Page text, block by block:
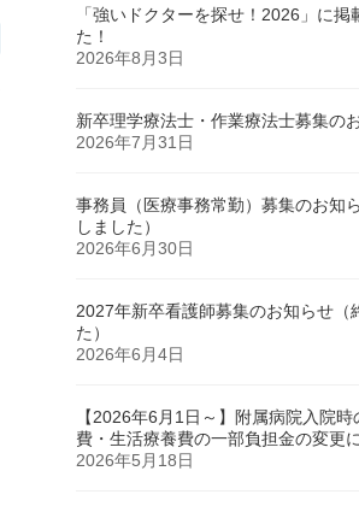
「強いドクターを探せ！2026」に掲
た！
2026年8月3日
新卒理学療法士・作業療法士募集の
2026年7月31日
事務員（医療事務常勤）募集のお知
しました）
2026年6月30日
2027年新卒看護師募集のお知らせ（
た）
2026年6月4日
【2026年6月1日～】附属病院入院時
費・生活療養費の一部負担金の変更
2026年5月18日